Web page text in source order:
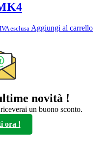
esclusa Aggiungi al carrello
novità !
un buono sconto.
ora !